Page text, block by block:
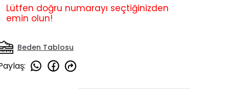
Lütfen doğru numarayı seçtiğinizden
emin olun!
Beden Tablosu
: